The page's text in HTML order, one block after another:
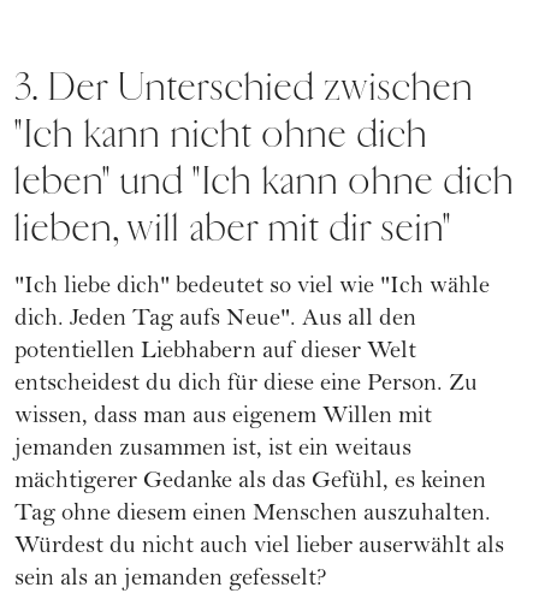
3. Der Unterschied zwischen
"Ich kann nicht ohne dich
leben" und "Ich kann ohne dich
lieben, will aber mit dir sein"
"Ich liebe dich" bedeutet so viel wie "Ich wähle
dich. Jeden Tag aufs Neue". Aus all den
potentiellen Liebhabern auf dieser Welt
entscheidest du dich für diese eine Person. Zu
wissen, dass man aus eigenem Willen mit
jemanden zusammen ist, ist ein weitaus
mächtigerer Gedanke als das Gefühl, es keinen
Tag ohne diesem einen Menschen auszuhalten.
Würdest du nicht auch viel lieber auserwählt als
sein als an jemanden gefesselt?